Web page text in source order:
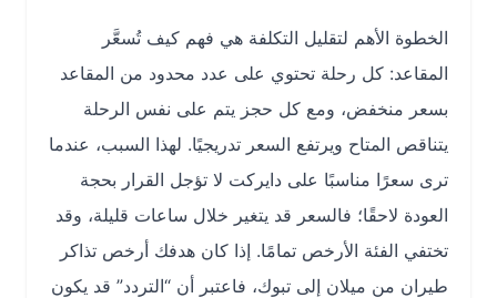
الخطوة الأهم لتقليل التكلفة هي فهم كيف تُسعَّر
المقاعد: كل رحلة تحتوي على عدد محدود من المقاعد
بسعر منخفض، ومع كل حجز يتم على نفس الرحلة
يتناقص المتاح ويرتفع السعر تدريجيًا. لهذا السبب، عندما
ترى سعرًا مناسبًا على دايركت لا تؤجل القرار بحجة
العودة لاحقًا؛ فالسعر قد يتغير خلال ساعات قليلة، وقد
تختفي الفئة الأرخص تمامًا. إذا كان هدفك أرخص تذاكر
طيران من ميلان إلى تبوك، فاعتبر أن “التردد” قد يكون